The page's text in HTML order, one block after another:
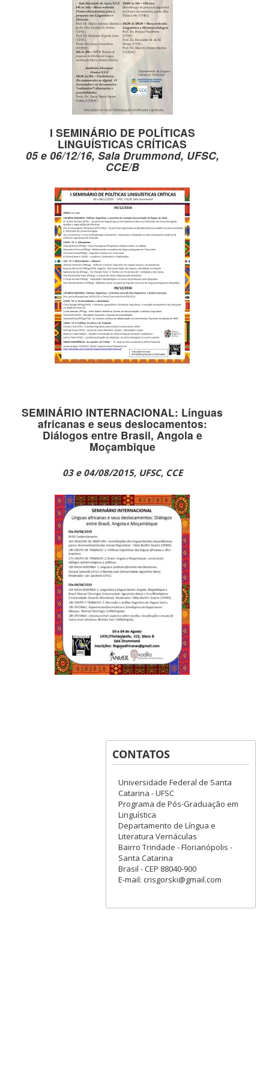
I SEMINÁRIO DE POLÍTICAS
LINGUÍSTICAS CRÍTICAS
05 e 06/12/16, Sala Drummond, UFSC,
CCE/B
SEMINÁRIO INTERNACIONAL: Línguas
africanas e seus deslocamentos:
Diálogos entre Brasil, Angola e
Moçambique
03 e 04/08/2015, UFSC, CCE
CONTATOS
Universidade Federal de Santa
Catarina - UFSC
Programa de Pós-Graduação em
Linguística
Departamento de Língua e
Literatura Vernáculas
Bairro Trindade - Florianópolis -
Santa Catarina
Brasil - CEP 88040-900
E-mail: crisgorski@gmail.com